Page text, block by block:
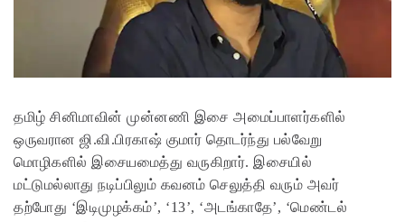
தமிழ் சினிமாவின் முன்னணி இசை அமைப்பாளர்களில்
ஒருவரான ஜி.வி.பிரகாஷ் குமார் தொடர்ந்து பல்வேறு
மொழிகளில் இசையமைத்து வருகிறார். இசையில்
மட்டுமல்லாது நடிப்பிலும் கவனம் செலுத்தி வரும் அவர்
தற்போது ‘இடிமுழக்கம்’, ‘13’, ‘அடங்காதே’, ‘மெண்டல்